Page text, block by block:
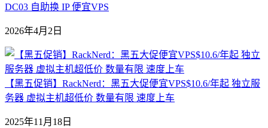
DC03 自助换 IP 便宜VPS
2026年4月2日
【黑五促销】RackNerd：黑五大促便宜VPS$10.6/年起 独立服
务器 虚拟主机超低价 数量有限 速度上车
2025年11月18日